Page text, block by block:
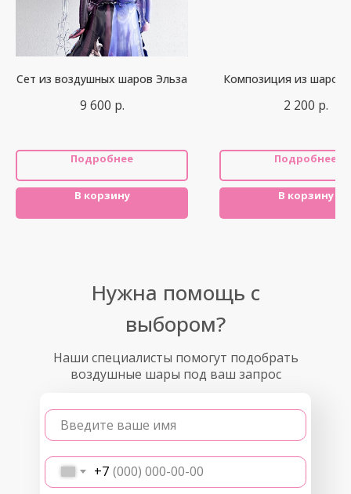
Сет из воздушных шаров Эльза
9 600 р.
Подробнее
В корзину
Композиция из шаров
2 200 р.
Подробнее
В корзину
Наши специалисты помогут подобрать
воздушные шары под ваш запрос
Введите ваше имя
+7
Нужна помощь с
выбором?